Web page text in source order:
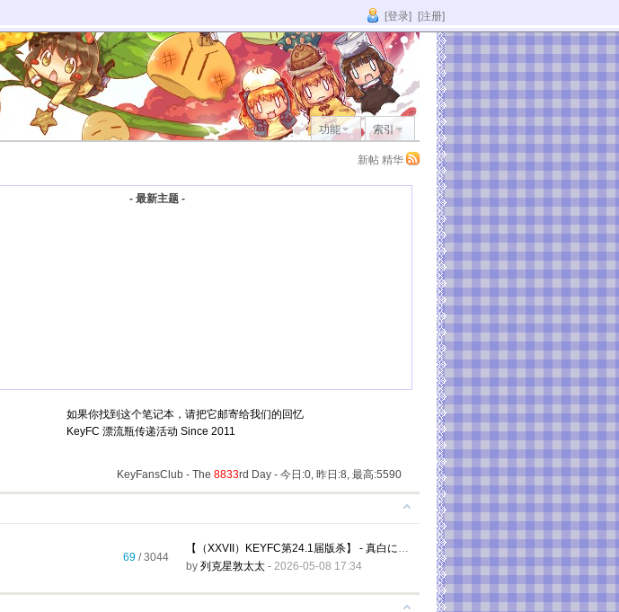
[登录] [注册]
功能 索引
新帖 精华
- 最新主题 -
如果你找到这个笔记本，请把它邮寄给我们的回忆
KeyFC 漂流瓶传递活动 Since 2011
KeyFansClub - The 8833rd Day - 今日:0, 昨日:8, 最高:5590
69 / 3044
【（XXVII）KEYFC第24.1届版杀】 - 真白に広がる次のページへ - 黑幕贴 杀手完胜
by 列克星敦太太 - 2026-05-08 17:34